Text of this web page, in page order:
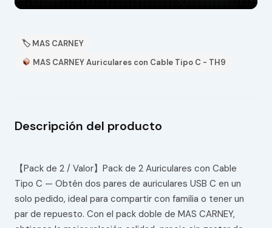
🏷 MAS CARNEY
MAS CARNEY Auriculares con Cable Tipo C - TH9
Descripción del producto
【Pack de 2 / Valor】Pack de 2 Auriculares con Cable
Tipo C — Obtén dos pares de auriculares USB C en un
solo pedido, ideal para compartir con familia o tener un
par de repuesto. Con el pack doble de MAS CARNEY,